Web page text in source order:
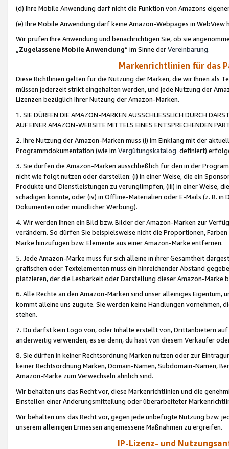
(d) Ihre Mobile Anwendung darf nicht die Funktion von Amazons
(e) Ihre Mobile Anwendung darf keine Amazon-Webpages in WebView
Wir prüfen Ihre Anwendung und benachrichtigen Sie, ob sie
„Zugelassene Mobile Anwendung“ im Sinne derVereinbarung.
Markenrichtlinien für das
Diese Richtlinien gelten für die Nutzung der Marken, die wir Ihnen als
müssen jederzeit strikt eingehalten werden, und jede Nutzung der
Lizenzen bezüglich Ihrer Nutzung der Amazon-Marken.
1. SIE DÜRFEN DIE AMAZON-MARKEN AUSSCHLIESSLICH DURCH
AUF EINER AMAZON-WEBSITE MITTELS EINES ENTSPRECHENDEN
2. Ihre Nutzung der Amazon-Marken muss (i) im Einklang mit der
Programmdokumentation (wie im Vergütungskatalog definiert)
3. Sie dürfen die Amazon-Marken ausschließlich für den in der
nicht wie folgt nutzen oder darstellen: (i) in einer Weise, die ein
Produkte und Dienstleistungen zu verunglimpfen, (iii) in einer Weise,
schädigen könnte, oder (iv) in Offline-Materialien oder E-Mails (z. B. in
Dokumenten oder mündlicher Werbung).
4. Wir werden Ihnen ein Bild bzw. Bilder der Amazon-Marken zur
verändern. So dürfen Sie beispielsweise nicht die Proportionen,
Marke hinzufügen bzw. Elemente aus einer Amazon-Marke entfernen.
5. Jede Amazon-Marke muss für sich alleine in ihrer Gesamtheit
grafischen oder Textelementen muss ein hinreichender Abstand
platzieren, der die Lesbarkeit oder Darstellung dieser Amazon-Marke
6. Alle Rechte an den Amazon-Marken sind unser alleiniges
kommt alleine uns zugute. Sie werden keine Handlungen vornehmen,
stehen.
7. Du darfst kein Logo von, oder Inhalte erstellt von,Drittanbietern auf
anderweitig verwenden, es sei denn, du hast von diesem Verkäufer
8. Sie dürfen in keiner Rechtsordnung Marken nutzen oder zur
keiner Rechtsordnung Marken, Domain-Namen, Subdomain-Namen,
Amazon-Marke zum Verwechseln ähnlich sind.
Wir behalten uns das Recht vor, diese Markenrichtlinien und die
Einstellen einer Änderungsmitteilung oder überarbeiteter
Wir behalten uns das Recht vor, gegen jede unbefugte Nutzung bzw.
unserem alleinigen Ermessen angemessene Maßnahmen zu ergreifen.
IP-Lizenz- und